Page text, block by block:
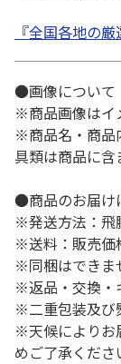
『全国各地の
●画像について
※商品画像はイ
※商品名・商品
具類は商品に含
●商品のお届け
※発送方法：飛
※送料：販売価
※同梱はできま
※返品・交換・
※二重包装及び
※天候によりお
めご了承くださ